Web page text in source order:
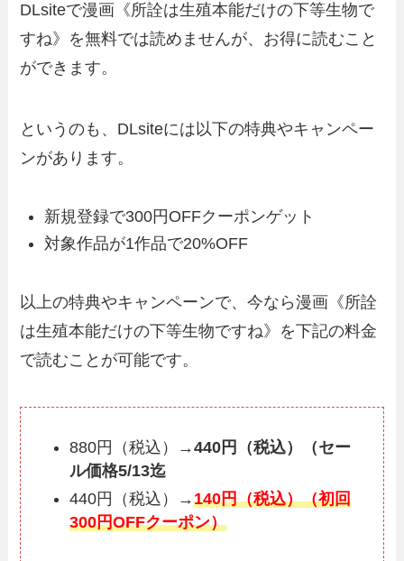
DLsiteで漫画《所詮は生殖本能だけの下等生物で
すね》を無料では読めませんが、お得に読むこと
ができます。
というのも、DLsiteには以下の特典やキャンペー
ンがあります。
新規登録で300円OFFクーポンゲット
対象作品が1作品で20%OFF
以上の特典やキャンペーンで、今なら漫画《所詮
は生殖本能だけの下等生物ですね》を下記の料金
で読むことが可能です。
880円（税込）→440円（税込）（セー
ル価格5/13迄
440円（税込）→140円（税込）（初回
300円OFFクーポン）